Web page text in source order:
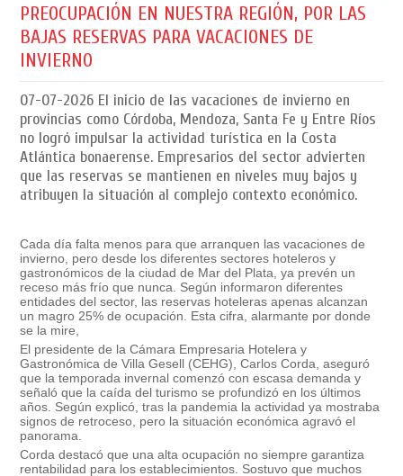
PREOCUPACIÓN EN NUESTRA REGIÓN, POR LAS
BAJAS RESERVAS PARA VACACIONES DE
INVIERNO
07-07-2026 El inicio de las vacaciones de invierno en
provincias como Córdoba, Mendoza, Santa Fe y Entre Ríos
no logró impulsar la actividad turística en la Costa
Atlántica bonaerense. Empresarios del sector advierten
que las reservas se mantienen en niveles muy bajos y
atribuyen la situación al complejo contexto económico.
Cada día falta menos para que arranquen las vacaciones de
invierno, pero desde los diferentes sectores hoteleros y
gastronómicos de la ciudad de Mar del Plata, ya prevén un
receso más frío que nunca. Según informaron diferentes
entidades del sector, las reservas hoteleras apenas alcanzan
un magro 25% de ocupación. Esta cifra, alarmante por donde
se la mire,
El presidente de la Cámara Empresaria Hotelera y
Gastronómica de Villa Gesell (CEHG), Carlos Corda, aseguró
que la temporada invernal comenzó con escasa demanda y
señaló que la caída del turismo se profundizó en los últimos
años. Según explicó, tras la pandemia la actividad ya mostraba
signos de retroceso, pero la situación económica agravó el
panorama.
Corda destacó que una alta ocupación no siempre garantiza
rentabilidad para los establecimientos. Sostuvo que muchos